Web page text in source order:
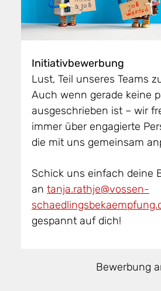
Initiativbewerbung
Lust, Teil unseres Teams
Auch wenn gerade keine
ausgeschrieben ist – wir
immer über engagierte
die mit uns gemeinsam
Schick uns einfach deine
an tanja.rathje@vossen-
gespannt auf dich!
Bewerbung